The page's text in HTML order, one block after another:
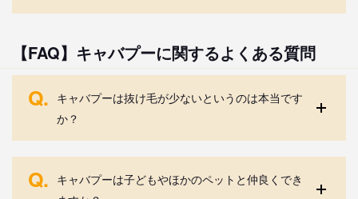
【FAQ】キャバプーに関するよくある質問
Q. キャバプーは抜け毛が少ないというのは本当です
か？
Q. キャバプーは子どもやほかのペットと仲良くでき